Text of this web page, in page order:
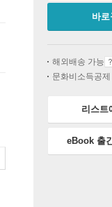
바로
해외배송 가능
문화비소득공제
리스트
eBook 출